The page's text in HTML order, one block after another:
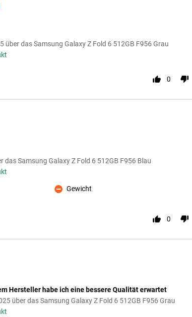
über das Samsung Galaxy Z Fold 6 512GB F956 Grau
0
das Samsung Galaxy Z Fold 6 512GB F956 Blau
Kontra
Gewicht
0
Hersteller habe ich eine bessere Qualität erwartet
über das Samsung Galaxy Z Fold 6 512GB F956 Grau